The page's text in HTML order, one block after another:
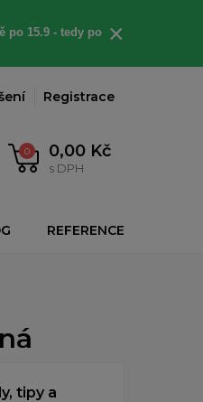
po 15.9 - tedy po
×
Registrace
0 0,00 Kč
s DPH
REFERENCE
tipy a